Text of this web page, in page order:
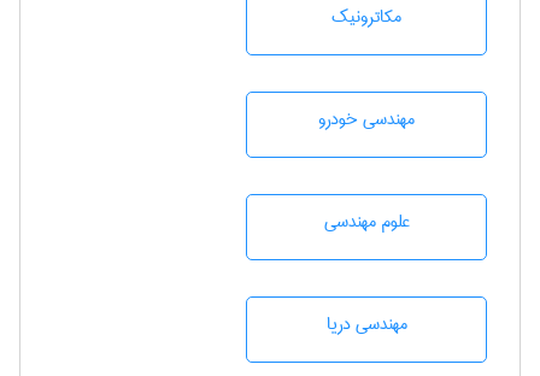
مکاترونیک
مهندسی خودرو
علوم مهندسی
مهندسی دریا